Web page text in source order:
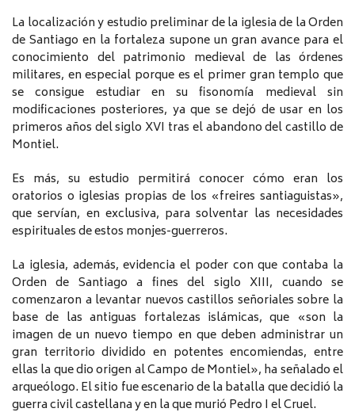
La localización y estudio preliminar de la iglesia de la Orden
de Santiago en la fortaleza supone un gran avance para el
conocimiento del patrimonio medieval de las órdenes
militares, en especial porque es el primer gran templo que
se consigue estudiar en su fisonomía medieval sin
modificaciones posteriores, ya que se dejó de usar en los
primeros años del siglo XVI tras el abandono del castillo de
Montiel.
Es más, su estudio permitirá conocer cómo eran los
oratorios o iglesias propias de los «freires santiaguistas»,
que servían, en exclusiva, para solventar las necesidades
espirituales de estos monjes-guerreros.
La iglesia, además, evidencia el poder con que contaba la
Orden de Santiago a fines del siglo XIII, cuando se
comenzaron a levantar nuevos castillos señoriales sobre la
base de las antiguas fortalezas islámicas, que «son la
imagen de un nuevo tiempo en que deben administrar un
gran territorio dividido en potentes encomiendas, entre
ellas la que dio origen al Campo de Montiel», ha señalado el
arqueólogo. El sitio fue escenario de la batalla que decidió la
guerra civil castellana y en la que murió Pedro I el Cruel.